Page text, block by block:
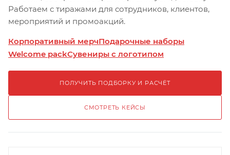
Работаем с тиражами для сотрудников, клиентов,
мероприятий и промоакций.
Корпоративный мерчПодарочные наборы
Welcome packСувениры с логотипом
ПОЛУЧИТЬ ПОДБОРКУ И РАСЧЁТ
СМОТРЕТЬ КЕЙСЫ